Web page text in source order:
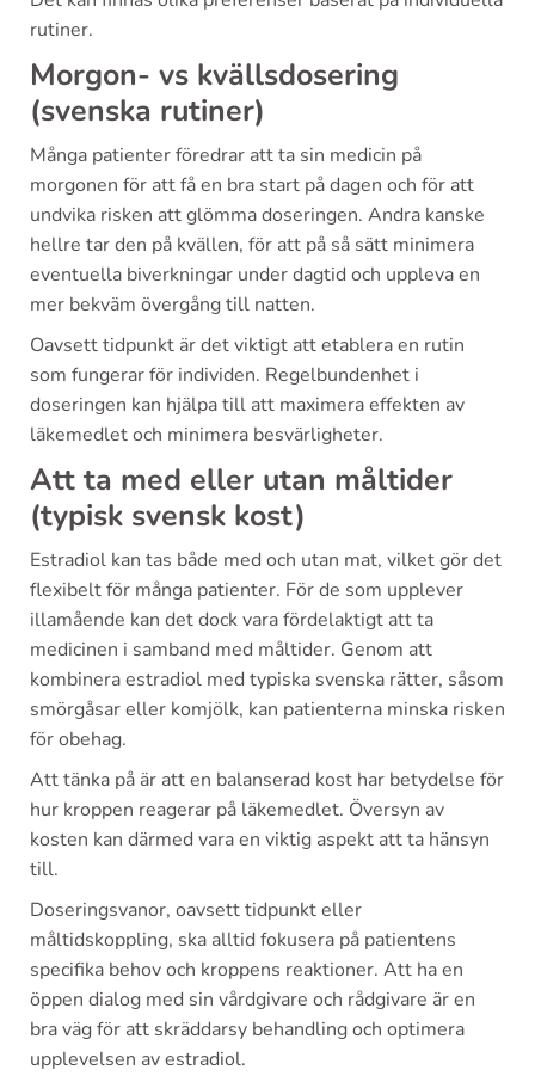
rutiner.
Morgon- vs kvällsdosering
(svenska rutiner)
Många patienter föredrar att ta sin medicin på
morgonen för att få en bra start på dagen och för att
undvika risken att glömma doseringen. Andra kanske
hellre tar den på kvällen, för att på så sätt minimera
eventuella biverkningar under dagtid och uppleva en
mer bekväm övergång till natten.
Oavsett tidpunkt är det viktigt att etablera en rutin
som fungerar för individen. Regelbundenhet i
doseringen kan hjälpa till att maximera effekten av
läkemedlet och minimera besvärligheter.
Att ta med eller utan måltider
(typisk svensk kost)
Estradiol kan tas både med och utan mat, vilket gör det
flexibelt för många patienter. För de som upplever
illamående kan det dock vara fördelaktigt att ta
medicinen i samband med måltider. Genom att
kombinera estradiol med typiska svenska rätter, såsom
smörgåsar eller komjölk, kan patienterna minska risken
för obehag.
Att tänka på är att en balanserad kost har betydelse för
hur kroppen reagerar på läkemedlet. Översyn av
kosten kan därmed vara en viktig aspekt att ta hänsyn
till.
Doseringsvanor, oavsett tidpunkt eller
måltidskoppling, ska alltid fokusera på patientens
specifika behov och kroppens reaktioner. Att ha en
öppen dialog med sin vårdgivare och rådgivare är en
bra väg för att skräddarsy behandling och optimera
upplevelsen av estradiol.